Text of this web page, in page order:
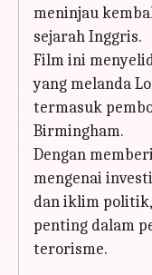
meninjau
sejarah Inggris.
Film ini
yang melanda
termasuk
Birmingham.
Dengan
mengenai
dan iklim
penting dalam
terorisme.